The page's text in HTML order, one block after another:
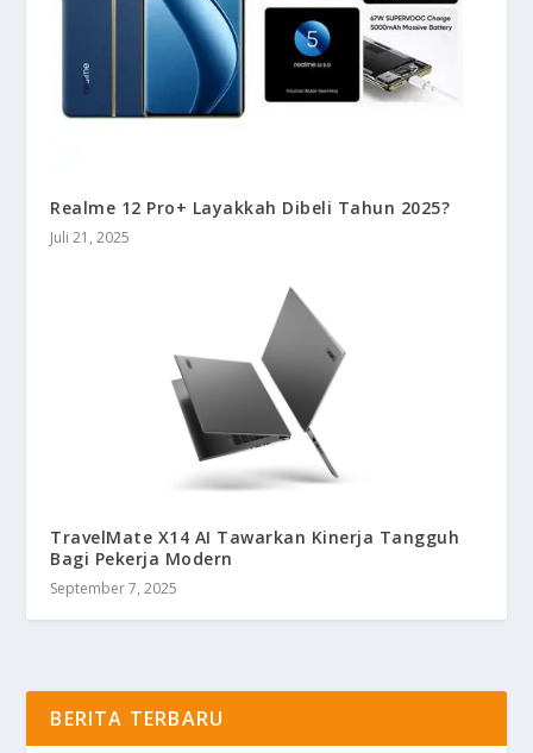
Realme 12 Pro+ Layakkah Dibeli Tahun 2025?
Juli 21, 2025
TravelMate X14 AI Tawarkan Kinerja Tangguh
Bagi Pekerja Modern
September 7, 2025
BERITA TERBARU